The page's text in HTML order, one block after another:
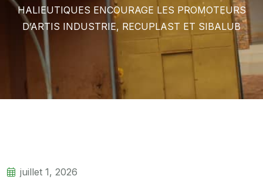
HALIEUTIQUES ENCOURAGE LES PROMOTEURS
D’ARTIS INDUSTRIE, RECUPLAST ET SIBALUB
juillet 1, 2026